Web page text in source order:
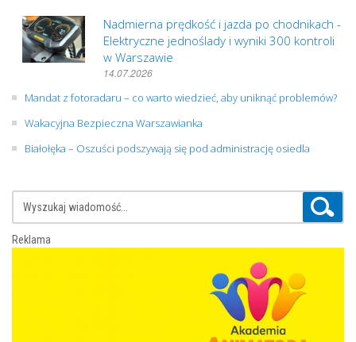
Nadmierna prędkość i jazda po chodnikach -
Elektryczne jednoślady i wyniki 300 kontroli
w Warszawie
14.07.2026
Mandat z fotoradaru – co warto wiedzieć, aby uniknąć problemów?
Wakacyjna Bezpieczna Warszawianka
Białołęka – Oszuści podszywają się pod administrację osiedla
Reklama